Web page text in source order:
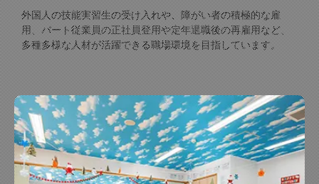
外国人の技能実習生の受け入れや、障がい者の積極的な雇
用、パート従業員の正社員登用や定年退職後の再雇用など、
多種多様な人材が活躍できる職場環境を目指しています。